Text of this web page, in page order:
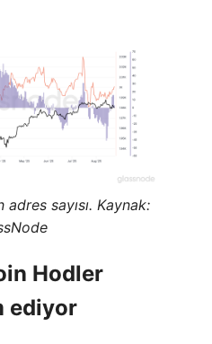
adres sayısı. Kaynak:
Hodler
ediyor